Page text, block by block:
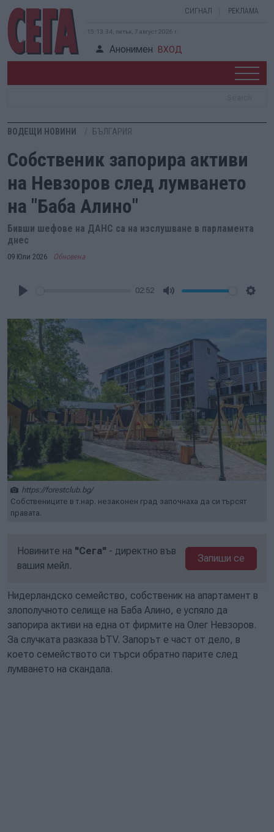
СИГНАЛ РЕКЛАМА
15:13:35, петък, 7 август 2026 г.
Анонимен ВХОД
ВОДЕЩИ НОВИНИ БЪЛГАРИЯ
Собственик запорира активи
на Невзоров след лумването
на "Баба Алино"
Бивши шефове на ДАНС са на изслушване в парламента
днес
09 Юли 2026 Обновена
02:52
https://forestclub.bg/
Собствениците в т.нар. незаконен град започнаха да си търсят
правата.
Новините на "Сега" - директно във
вашия мейл.
Запиши се
Нидерландско семейство, собственик на апартамент в
злополучното селище на Баба Алино, е успяло да
запорира активи на една от фирмите на Олег Невзоров.
За случката разказа bTV. Запорът е част от дело, в
което семейството си търси обратно парите след
лумването на скандала.